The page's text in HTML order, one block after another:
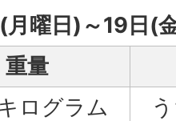
曜日)～19日(
重量
ログラム